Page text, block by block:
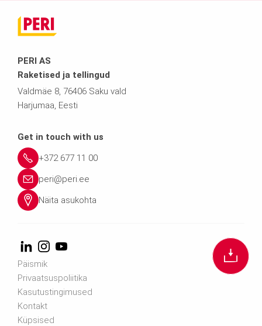
PERI AS
Raketised ja tellingud
Valdmäe 8, 76406 Saku vald
Harjumaa, Eesti
Get in touch with us
+372 677 11 00
peri@peri.ee
Näita asukohta
Päismik
Privaatsuspoliitika
Kasutustingimused
Kontakt
Küpsised